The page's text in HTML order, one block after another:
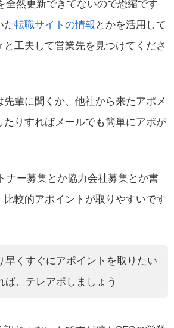
全然更新できてないので恐縮です
た転職サイトの情報 とかを活用して
と工夫して営業先を見つけてくださ
輩に聞くか、他社から来たアポメ
たりすればメールでも簡単にアポが
ナー募集とか協力会社募集とか書
比較的アポイントが取りやすいです
早くすぐにアポイントを取りたい
ば、テレアポしましょう